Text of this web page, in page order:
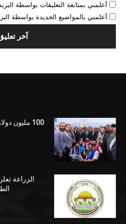
أعلمني بمتابعة التعليقات بواسطة
أعلمني بالمواضيع الجديدة بواسطة
100 مليون
الزراعة